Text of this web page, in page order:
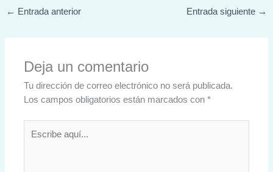
← Entrada anterior Entrada siguiente →
Deja un comentario
Tu dirección de correo electrónico no será publicada.
Los campos obligatorios están marcados con*
aquí...